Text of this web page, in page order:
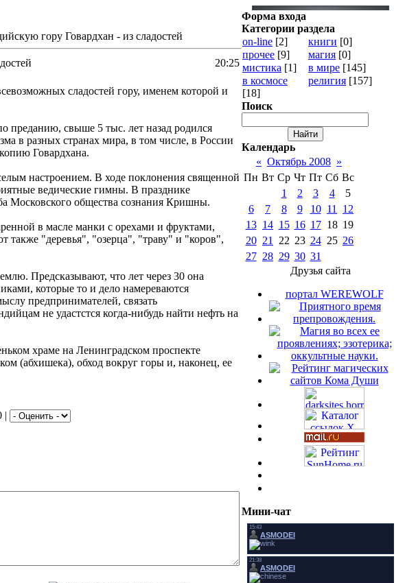
гору Говардхан - из сладостей
20:25
сладостей гору, именем которой и
преданию, свыше 5 тыс. лет назад родился
в разных странах мира, в том числе, в России
Говардхана.
настроением. В ходе поклонения священной
ведические гимны. В празднике
Московского общества сознания Кришны.
в масле манки с орехами и фруктами,
также "деревья", "озерца", "траву" и "коров",
Предсказывают, что лет через 30 она
которые то и дело намереваются
предпринимателей, связать
не удастстся когда-нибудь найти нефть на
храме на Ленинградском проспекте
(абхишека), обход вокруг горы и, наконец, ее
|
Форма входа
Категории раздела
on-line [2] книги [0]
прочее [9] магия [0]
мистика [1] в мире [145]
в космосе
[18]
религия [157]
Поиск
Календарь
« Октябрь 2008 »
Пн Вт Ср Чт Пт Сб Вс
1
2 3 4
5
6
7 8 9 10 11
12
13 14 15 16 17 18 19
20 21 22 23 24 25 26
27 28 29 30 31
Друзья сайта
портал WEREWOLF
Мини-чат